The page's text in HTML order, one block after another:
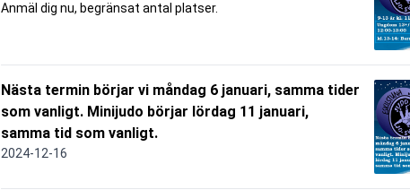
Anmäl dig nu, begränsat antal platser.
Nästa termin börjar vi måndag 6 januari, samma tider
som vanligt. Minijudo börjar lördag 11 januari,
samma tid som vanligt.
2024-12-16